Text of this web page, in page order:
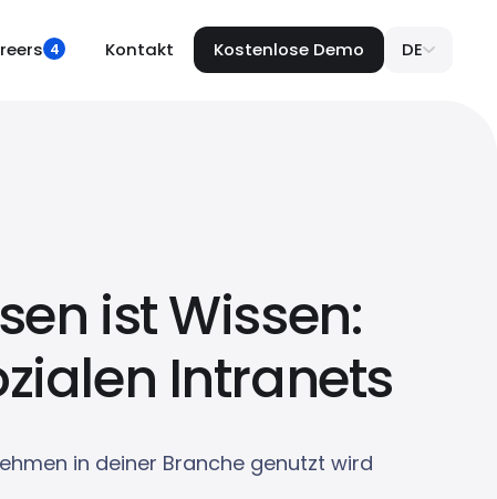
4 Kontakt Kostenlose Demo DE
ist Wissen:
Intranets
in deiner Branche genutzt wird